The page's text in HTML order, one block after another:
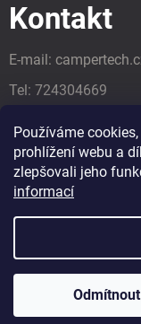
Používáme
prohlížení webu a
zlepšovali jeho
informací
Odmítnout
Kontakt
E-mail:
Tel: 724304669